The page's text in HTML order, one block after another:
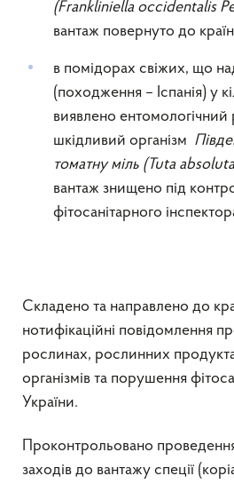
(Frankliniella occidentalis
вантаж повернуто до
в помідорах свіжих, що
(походження – Іспанія) у
виявлено ентомологічний
шкідливий організм
томатну міль (Tuta absoluta
вантаж знищено під
фітосанітарного
Складено та направлено до
нотифікаційні повідомлення
рослинах, рослинних
організмів та порушення
України.
Проконтрольовано
заходів до вантажу спеції